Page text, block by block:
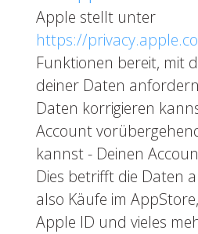
Apple stellt unter
https://
Funktionen bereit, mit
deiner Daten
Daten korrigieren
Account
kannst - Deinen
Dies betrifft die Daten
also Käufe im
Apple ID und vieles